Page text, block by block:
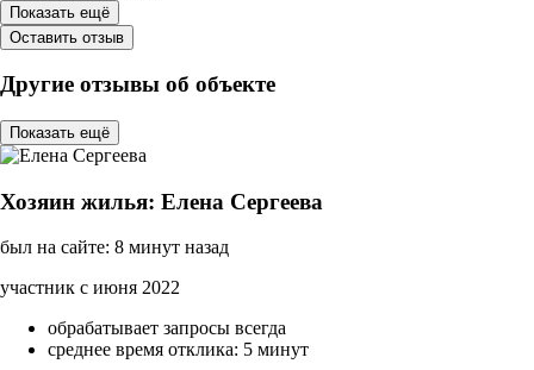
Показать ещё
Оставить отзыв
Другие отзывы об объекте
Показать ещё
Хозяин жилья: Елена Сергеева
был на сайте: 8 минут назад
участник с июня 2022
обрабатывает запросы всегда
среднее время отклика: 5 минут